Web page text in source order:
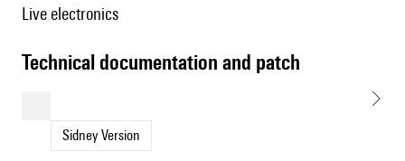
live electronics
technical documentation and patch
Sidney Version